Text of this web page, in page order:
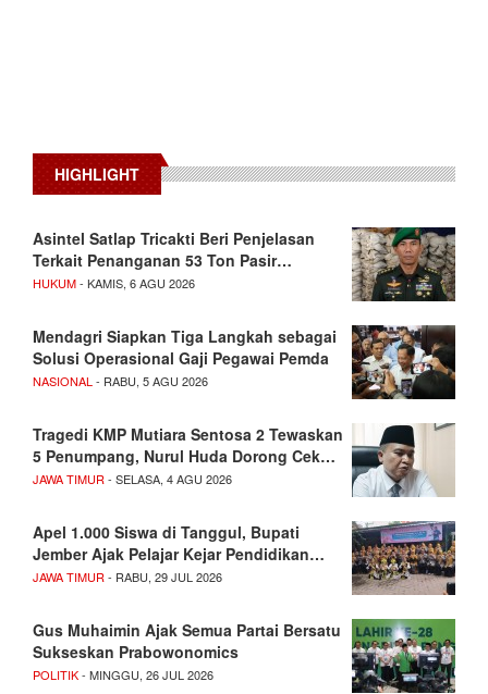
HIGHLIGHT
Asintel Satlap Tricakti Beri Penjelasan
Terkait Penanganan 53 Ton Pasir…
HUKUM- KAMIS, 6 AGU 2026
Mendagri Siapkan Tiga Langkah sebagai
Solusi Operasional Gaji Pegawai Pemda
NASIONAL - RABU, 5 AGU 2026
Tragedi KMP Mutiara Sentosa 2 Tewaskan
5 Penumpang, Nurul Huda Dorong Cek…
JAWA TIMUR - SELASA, 4 AGU 2026
Apel 1.000 Siswa di Tanggul, Bupati
Jember Ajak Pelajar Kejar Pendidikan…
JAWA TIMUR - RABU, 29 JUL 2026
Gus Muhaimin Ajak Semua Partai Bersatu
Sukseskan Prabowonomics
POLITIK- MINGGU, 26 JUL 2026